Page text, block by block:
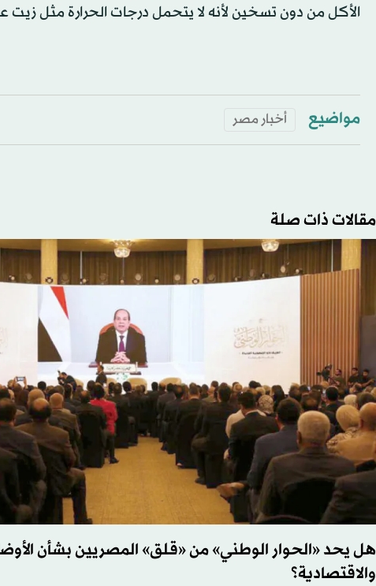
الأكل من دون تسخين لأنه لا يتحمل درجات الحرارة مثل زيت
مواضيع أخبار مصر
مقالات ذات صلة
هل يحد «الحوار الوطني» من «قلق» المصريين بشأن
والاقتصادية؟